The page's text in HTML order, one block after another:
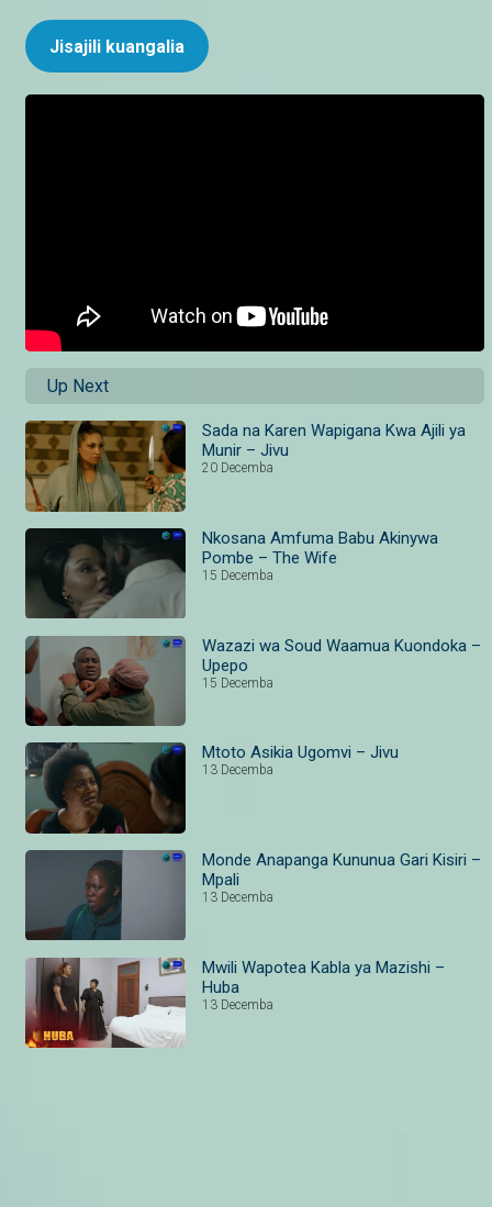
Jisajili kuangalia
Up Next
Sada na Karen Wapigana Kwa Ajili ya
Munir – Jivu
20 Decemba
Nkosana Amfuma Babu Akinywa
Pombe – The Wife
15 Decemba
Wazazi wa Soud Waamua Kuondoka –
Upepo
15 Decemba
Mtoto Asikia Ugomvi – Jivu
13 Decemba
Monde Anapanga Kununua Gari Kisiri –
Mpali
13 Decemba
Mwili Wapotea Kabla ya Mazishi –
Huba
13 Decemba